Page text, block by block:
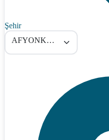
Şehir
AFYONKARAHİSAR